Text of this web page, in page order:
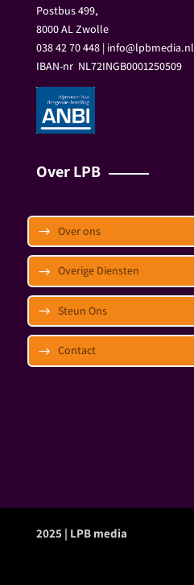
Postbus 499,
8000 AL Zwolle
038 42 70 448 | info@lpbmedia.nl
IBAN-nr NL72INGB0001250509
Over LPB
Over ons
Overige Diensten
Steun Ons
Contact
2025 | LPB media